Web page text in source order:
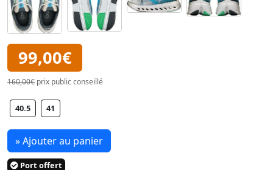
99,00€
160,00€ prix public conseillé
40.5 41
» Ajouter au panier
Port offert